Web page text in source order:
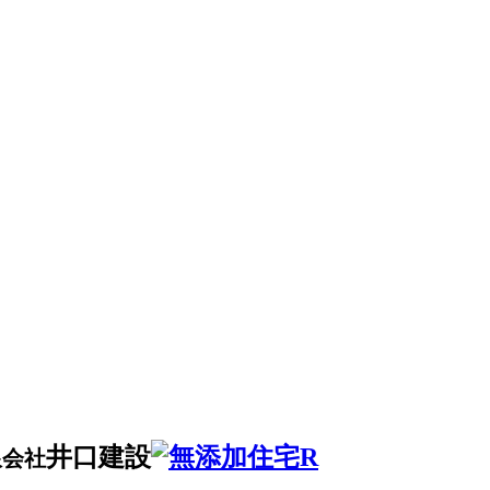
社井口建設